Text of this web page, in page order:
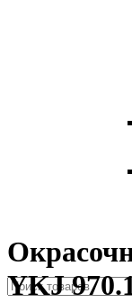
YKJ